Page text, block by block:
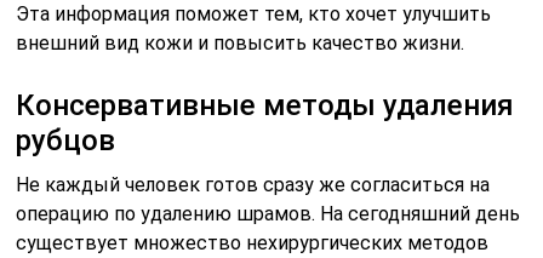
Эта информация поможет тем, кто хочет улучшить
внешний вид кожи и повысить качество жизни.
Консервативные методы удаления
рубцов
Не каждый человек готов сразу же согласиться на
операцию по удалению шрамов. На сегодняшний день
существует множество нехирургических методов